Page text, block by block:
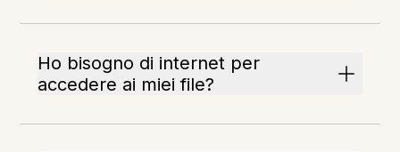
Ho bisogno di internet per
accedere ai miei file?